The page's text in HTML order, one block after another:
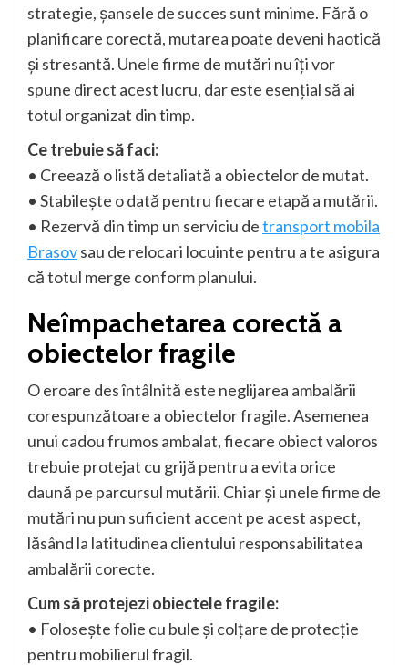
strategie, șansele de succes sunt minime. Fără o
planificare corectă, mutarea poate deveni haotică
și stresantă. Unele firme de mutări nu îți vor
spune direct acest lucru, dar este esențial să ai
totul organizat din timp.
Ce trebuie să faci:
• Creează o listă detaliată a obiectelor de mutat.
• Stabilește o dată pentru fiecare etapă a mutării.
• Rezervă din timp un serviciu detransport mobila
Brasovsau de relocari locuinte pentru a te asigura
că totul merge conform planului.
Neîmpachetarea corectă a
obiectelor fragile
O eroare des întâlnită este neglijarea ambalării
corespunzătoare a obiectelor fragile. Asemenea
unui cadou frumos ambalat, fiecare obiect valoros
trebuie protejat cu grijă pentru a evita orice
daună pe parcursul mutării. Chiar și unele firme de
mutări nu pun suficient accent pe acest aspect,
lăsând la latitudinea clientului responsabilitatea
ambalării corecte.
Cum să protejezi obiectele fragile:
• Folosește folie cu bule și colțare de protecție
pentru mobilierul fragil.